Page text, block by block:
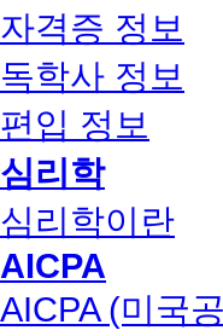
자격증 정보
독학사 정보
편입 정보
심리학
심리학이란
AICPA
AICPA (미국